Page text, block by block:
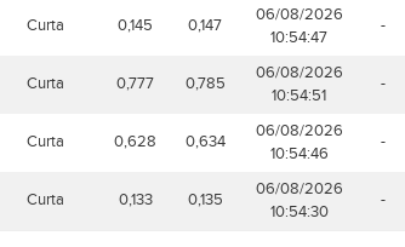
Curta 0,145 0,147
06/08/2026
10:54:47
-
Curta 0,777 0,785
06/08/2026
10:54:51
-
Curta 0,628 0,634
06/08/2026
10:54:46
-
Curta 0,133 0,135
06/08/2026
10:54:30
-